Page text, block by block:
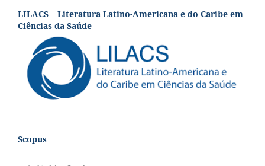
LILACS – Literatura Latino-Americana e do Caribe em
Ciências da Saúde
Scopus